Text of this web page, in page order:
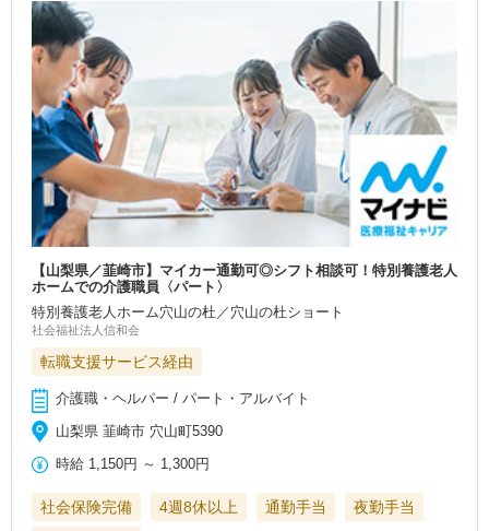
【山梨県／韮崎市】マイカー通勤可◎シフト相談可！特別養護老人
ホームでの介護職員〈パート〉
特別養護老人ホーム穴山の杜／穴山の杜ショート
社会福祉法人信和会
転職支援サービス経由
介護職・ヘルパー / パート・アルバイト
山梨県 韮崎市 穴山町5390
時給 1,150円 ～ 1,300円
社会保険完備 4週8休以上 通勤手当
夜勤手当